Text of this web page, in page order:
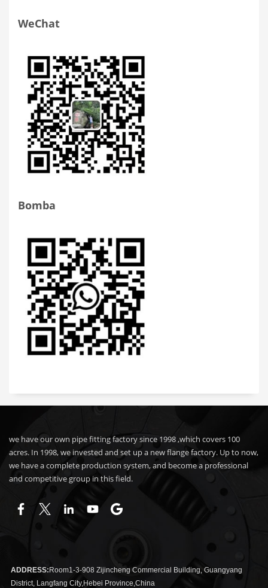
WeChat
Bomba
we have our own pipe fitting factory since 1998 ,which covers 100
acres. In 1998, we invested and set up a new flange factory. Up to now,
we have a complete production system, and become a professional
and competitive group in this field.
ADDRESS: Room1-3-908 Zijincheng Commercial Building, Guangyang
District, Langfang City,Hebei Province,China